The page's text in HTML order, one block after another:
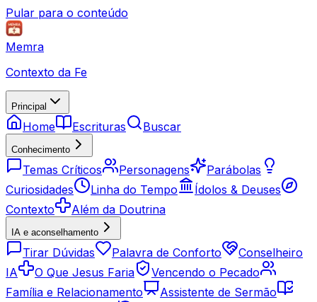
Pular para o conteúdo
Memra
Contexto da Fe
Principal
Home Escrituras Buscar
Conhecimento
Temas Críticos Personagens
Parábolas
Curiosidades
Linha do Tempo
Ídolos & Deuses
Contexto
Além da Doutrina
IA e aconselhamento
Tirar Dúvidas Palavra de Conforto
Conselheiro
IA
O Que Jesus Faria
Vencendo o Pecado
Família e Relacionamento
Assistente de Sermão